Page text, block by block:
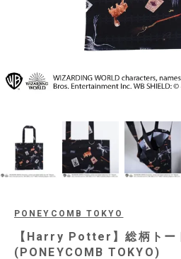
PONEYCOMB TOKYO
【Harry Potter】総柄トー
(PONEYCOMB TOKYO)